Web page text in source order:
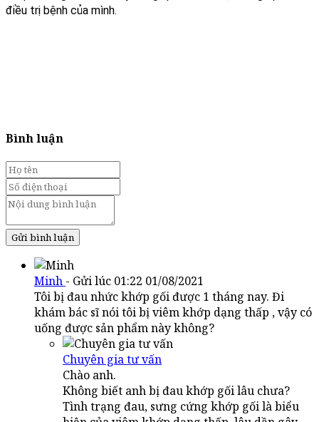
điều trị bệnh của mình.
Bình luận
Gửi bình luận
Minh - Gửi lúc 01:22 01/08/2021
Tôi bị đau nhức khớp gối được 1 tháng nay. Đi
khám bác sĩ nói tôi bị viêm khớp dạng thấp , vậy có
uống được sản phẩm này không?
Chuyên gia tư vấn
Chào anh.
Không biết anh bị đau khớp gối lâu chưa?
Tình trạng đau, sưng cứng khớp gối là biểu